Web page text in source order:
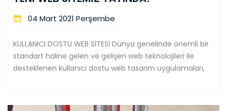
04 Mart 2021 Perşembe
KULLANICI DOSTU WEB SİTESİ Dünya genelinde önemli bir
standart haline gelen ve gelişen web teknolojileri ile
desteklenen kullanıcı dostu web tasarım uygulamaları,